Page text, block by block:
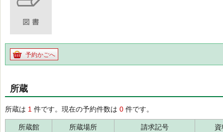
予約かごへ
所蔵
所蔵は 1 件です。現在の予約件数は 0 件です。
所蔵館 所蔵場所 請求記号